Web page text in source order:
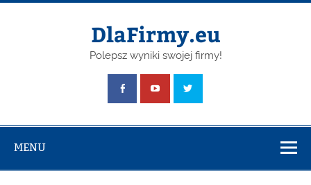
Skip
DlaFirmy.eu
Polepsz wyniki swojej firmy!
MENU